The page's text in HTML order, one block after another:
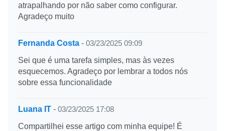
atrapalhando por não saber como configurar.
Agradeço muito
Fernanda Costa - 03/23/2025 09:09
Sei que é uma tarefa simples, mas às vezes
esquecemos. Agradeço por lembrar a todos nós
sobre essa funcionalidade
Luana IT - 03/23/2025 17:08
Compartilhei esse artigo com minha equipe! É